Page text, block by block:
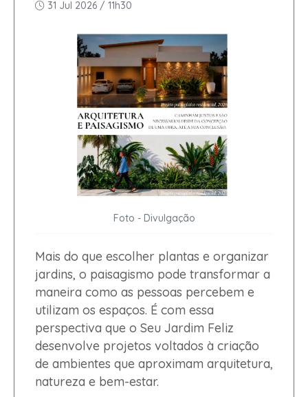
31 Jul 2026 / 11h30
Foto - Divulgação
Mais do que escolher plantas e organizar
jardins, o paisagismo pode transformar a
maneira como as pessoas percebem e
utilizam os espaços. É com essa
perspectiva que o Seu Jardim Feliz
desenvolve projetos voltados à criação
de ambientes que aproximam arquitetura,
natureza e bem-estar.